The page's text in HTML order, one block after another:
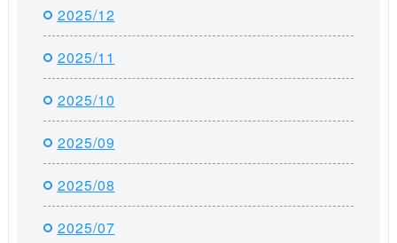
2025/12
2025/11
2025/10
2025/09
2025/08
2025/07